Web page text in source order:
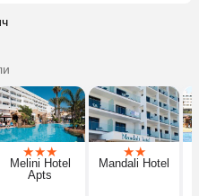
★★★
Melini Hotel
Apts
★★
Mandali Hotel